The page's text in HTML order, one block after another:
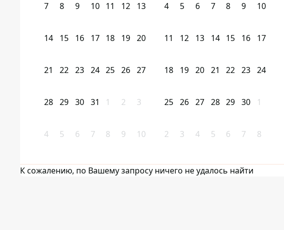
7 8 9 10 11 12 13
14 15 16 17 18 19 20
21 22 23 24 25 26 27
28 29 30 31 1 2 3
4 5 6 7 8 9 10
4 5 6 7 8 9 10
11 12 13 14 15 16 17
18 19 20 21 22 23 24
25 26 27 28 29 30 1
2 3 4 5 6 7 8
К сожалению, по Вашему запросу ничего не удалось найти